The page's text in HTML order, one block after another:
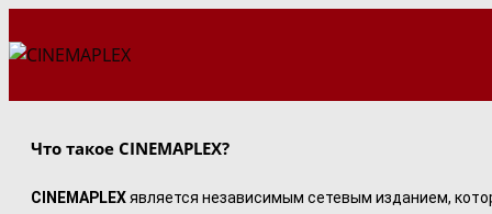
к
Что такое CINEMAPLEX?
CINEMAPLEXявляется независимым сетевым изданием,